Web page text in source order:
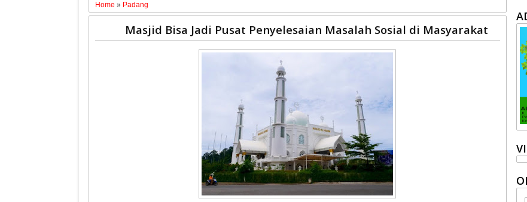
Home » Padang
Masjid Bisa Jadi Pusat Penyelesaian Masalah Sosial di Masyarakat